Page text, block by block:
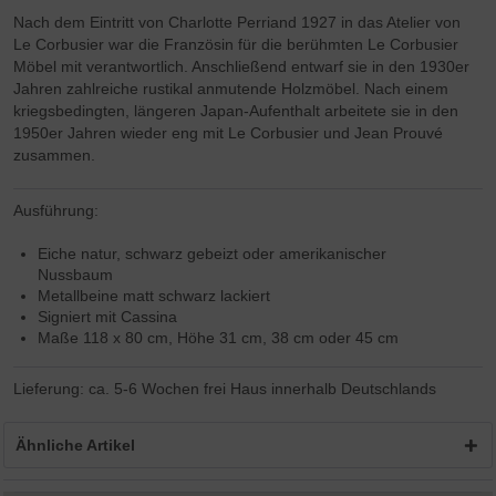
Nach dem Eintritt von Charlotte Perriand 1927 in das Atelier von
Le Corbusier war die Französin für die berühmten Le Corbusier
Möbel mit verantwortlich. Anschließend entwarf sie in den 1930er
Jahren zahlreiche rustikal anmutende Holzmöbel. Nach einem
kriegsbedingten, längeren Japan-Aufenthalt arbeitete sie in den
1950er Jahren wieder eng mit Le Corbusier und Jean Prouvé
zusammen.
Ausführung:
Eiche natur, schwarz gebeizt oder amerikanischer
Nussbaum
Metallbeine matt schwarz lackiert
Signiert mit Cassina
Maße 118 x 80 cm, Höhe 31 cm, 38 cm oder 45 cm
Lieferung: ca. 5-6 Wochen frei Haus innerhalb Deutschlands
Ähnliche Artikel